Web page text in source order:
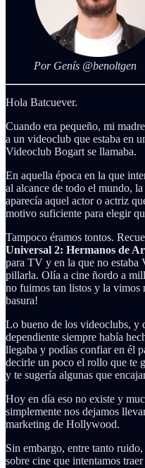
Por Genís @benoltgen
Hola Batcuever.
Cuando era pequeño, mi
a un videoclub que estaba en
Videoclub Bogart se llamaba.
En aquella época en la que
al alcance de todo el mundo,
aparecía aquel actor o actriz
motivo suficiente para elegir
Tampoco éramos tontos.
Universal 2: Hermanos de
para TV y en la que no estaba
pillarla. Olía a cine ñordo a
no fuimos tan listos y la
basura!
Lo bueno de los videoclubs, y
dependiente siempre había
llegaba y podías confiar en él
decirle un poco el rollo que te
y te sugería algunas que
Hoy en día eso no existe y
simplemente nos dejamos
marketing de Hollywood.
Sin embargo, entre tanto
sobre cine que intentamos